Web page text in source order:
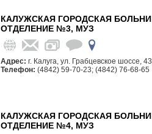
КАЛУЖСКАЯ ГОРОДСКАЯ
ОТДЕЛЕНИЕ №3, МУЗ
Адрес: г. Калуга, ул. Грабцевское шоссе,
Телефон: (4842) 59-70-23; (4842) 76-68-65
КАЛУЖСКАЯ ГОРОДСКАЯ
ОТДЕЛЕНИЕ №4, МУЗ